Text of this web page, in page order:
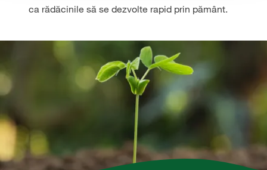
ca rădăcinile să se dezvolte rapid prin pământ.